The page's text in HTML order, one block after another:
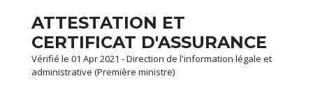
ATTESTATION ET
CERTIFICAT D'ASSURANCE
Vérifié le 01 Apr 2021 - Direction de l'information légale et
administrative (Première ministre)